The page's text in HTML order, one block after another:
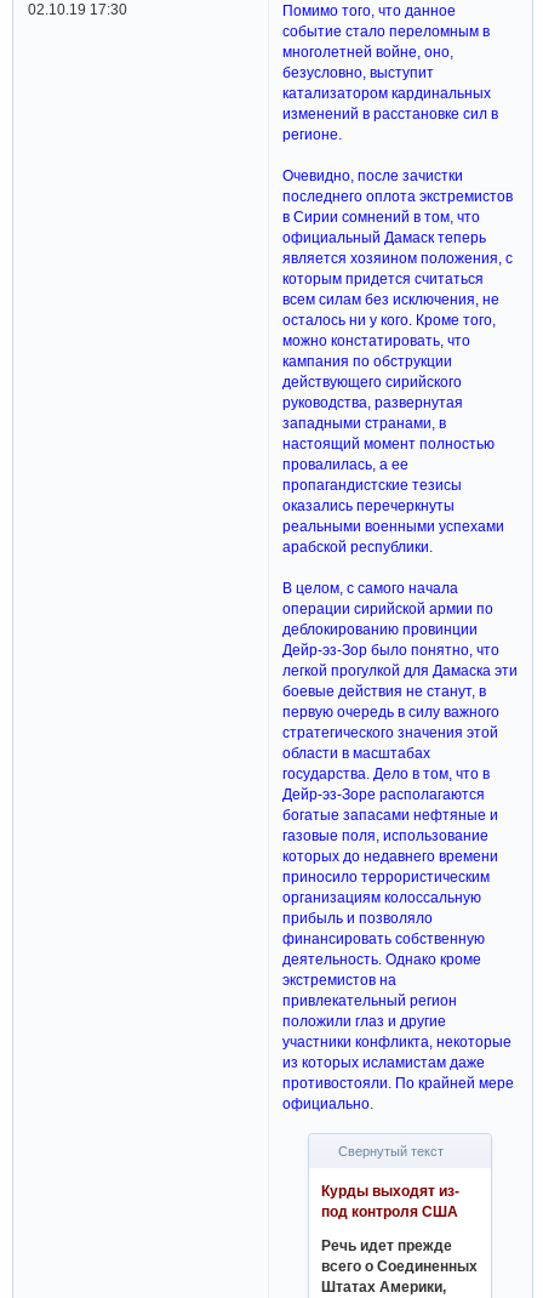
02.10.19 17:30
Помимо того, что данное
событие стало переломным в
многолетней войне, оно,
безусловно, выступит
катализатором кардинальных
изменений в расстановке сил в
регионе.
Очевидно, после зачистки
последнего оплота экстремистов
в Сирии сомнений в том, что
официальный Дамаск теперь
является хозяином положения, с
которым придется считаться
всем силам без исключения, не
осталось ни у кого. Кроме того,
можно констатировать, что
кампания по обструкции
действующего сирийского
руководства, развернутая
западными странами, в
настоящий момент полностью
провалилась, а ее
пропагандистские тезисы
оказались перечеркнуты
реальными военными успехами
арабской республики.
В целом, с самого начала
операции сирийской армии по
деблокированию провинции
Дейр-эз-Зор было понятно, что
легкой прогулкой для Дамаска эти
боевые действия не станут, в
первую очередь в силу важного
стратегического значения этой
области в масштабах
государства. Дело в том, что в
Дейр-эз-Зоре располагаются
богатые запасами нефтяные и
газовые поля, использование
которых до недавнего времени
приносило террористическим
организациям колоссальную
прибыль и позволяло
финансировать собственную
деятельность. Однако кроме
экстремистов на
привлекательный регион
положили глаз и другие
участники конфликта, некоторые
из которых исламистам даже
противостояли. По крайней мере
официально.
Свернутый текст
Курды выходят из-
под контроля США
Речь идет прежде
всего о Соединенных
Штатах Америки,